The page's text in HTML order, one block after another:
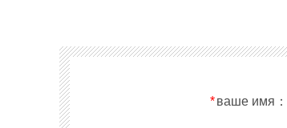
*ваше имя：